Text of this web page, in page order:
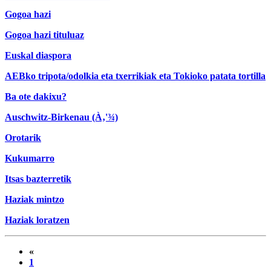
Gogoa hazi
Gogoa hazi tituluaz
Euskal diaspora
AEBko tripota/odolkia eta txerrikiak eta Tokioko patata tortilla
Ba ote dakixu?
Auschwitz-Birkenau (À‚'¾)
Orotarik
Kukumarro
Itsas bazterretik
Haziak mintzo
Haziak loratzen
«
1